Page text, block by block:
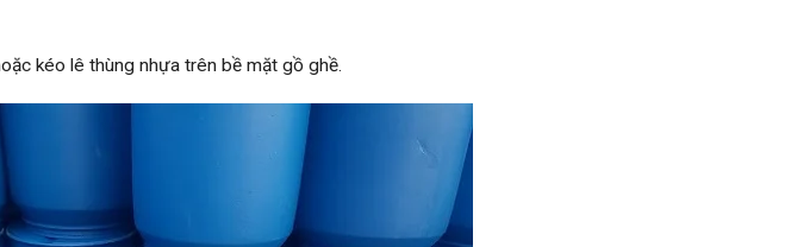
kéo lê thùng nhựa trên bề mặt gồ ghề.